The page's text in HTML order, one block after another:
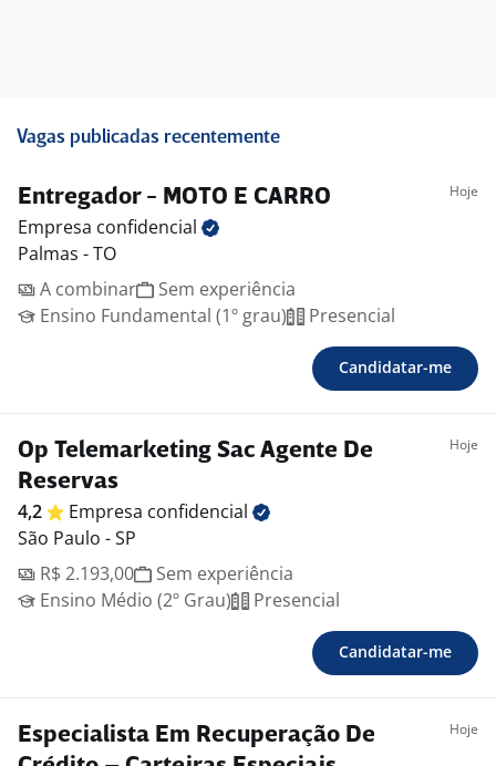
Vagas publicadas recentemente
Entregador - MOTO E CARRO Hoje
Empresa confidencial
Palmas - TO
A combinar
Sem experiência
Ensino Fundamental (1º grau)
Presencial
Candidatar-me
Op Telemarketing Sac Agente De
Reservas
Hoje
4,2 Empresa confidencial
São Paulo - SP
R$ 2.193,00
Sem experiência
Ensino Médio (2º Grau)
Presencial
Candidatar-me
Especialista Em Recuperação De
Hoje